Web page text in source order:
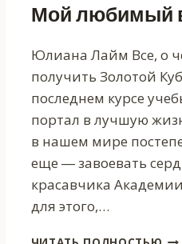
Мой любимый
Юлиана Лайм Все, о
получить Золотой
последнем курсе
портал в лучшую
в нашем мире
еще ― завоевать
красавчика
для этого,…